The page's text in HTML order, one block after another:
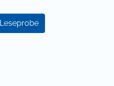
innen oder durch Zahlung
Leseprobe
Artikelinhalt